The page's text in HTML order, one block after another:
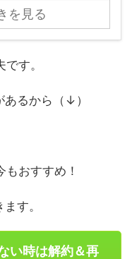
を見る
す。
るから（↓）
おすすめ！
す。
い時は解約＆再